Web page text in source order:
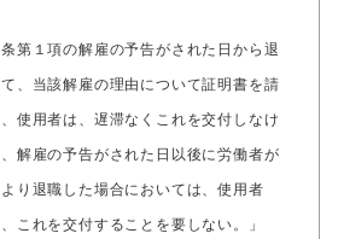
第１項の解雇の予告がされた日から退
、当該解雇の理由について証明書を請
使用者は、遅滞なくこれを交付しなけ
解雇の予告がされた日以後に労働者が
り退職した場合においては、使用者
これを交付することを要しない。」